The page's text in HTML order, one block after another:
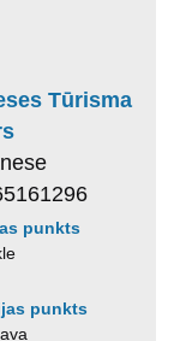
Tūrisma
punkts
punkts